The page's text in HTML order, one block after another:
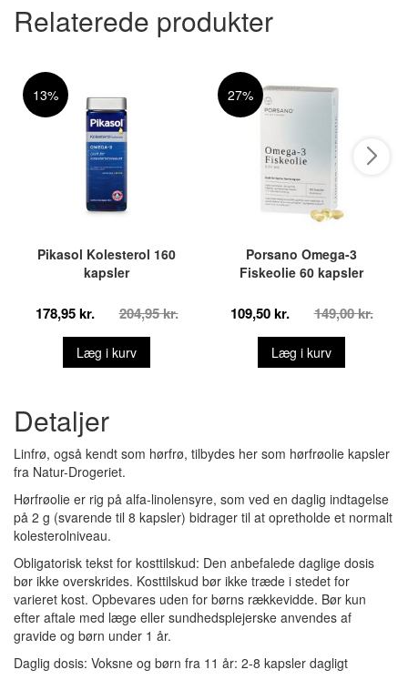
Relaterede produkter
13%
Pikasol Kolesterol 160
kapsler
178,95 kr. 204,95 kr.
Læg i kurv
27%
Porsano Omega-3
Fiskeolie 60 kapsler
109,50 kr. 149,00 kr.
Læg i kurv
Detaljer
Linfrø, også kendt som hørfrø, tilbydes her som hørfrøolie kapsler
fra Natur-Drogeriet.
Hørfrøolie er rig på alfa-linolensyre, som ved en daglig indtagelse
på 2 g (svarende til 8 kapsler) bidrager til at opretholde et normalt
kolesterolniveau.
Obligatorisk tekst for kosttilskud: Den anbefalede daglige dosis
bør ikke overskrides. Kosttilskud bør ikke træde i stedet for
varieret kost. Opbevares uden for børns rækkevidde. Bør kun
efter aftale med læge eller sundhedsplejerske anvendes af
gravide og børn under 1 år.
Daglig dosis: Voksne og børn fra 11 år: 2-8 kapsler dagligt